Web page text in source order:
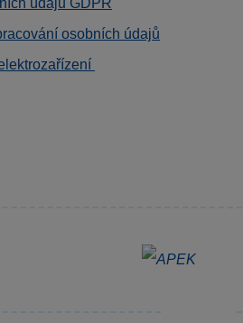
osobních údajů